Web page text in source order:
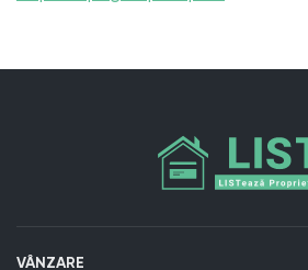
VÂNZARE